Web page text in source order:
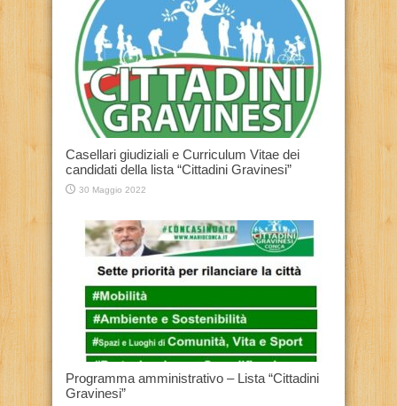
Casellari giudiziali e Curriculum Vitae dei
candidati della lista “Cittadini Gravinesi”
30 Maggio 2022
Programma amministrativo – Lista “Cittadini
Gravinesi”